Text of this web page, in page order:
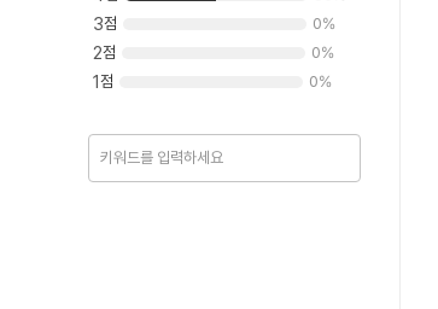
3점 0%
2점 0%
1점 0%